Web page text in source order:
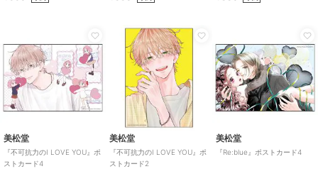
美松堂
『不可抗力のI LOVE YOU』ポ
ストカード4
美松堂
『不可抗力のI LOVE YOU』ポ
ストカード2
美松堂
『Re:blue』ポストカード4